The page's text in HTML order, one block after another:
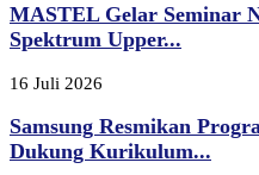
MASTEL Gelar Seminar
Spektrum Upper...
16 Juli 2026
Samsung Resmikan
Dukung Kurikulum...